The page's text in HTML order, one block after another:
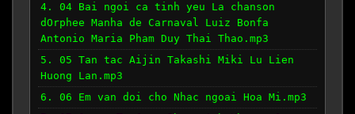
4. 04 Bai ngoi ca tinh yeu La chanson
dOrphee Manha de Carnaval Luiz Bonfa
Antonio Maria Pham Duy Thai Thao.mp3
5. 05 Tan tac Aijin Takashi Miki Lu Lien
Huong Lan.mp3
6. 06 Em van doi cho Nhac ngoai Hoa Mi.mp3